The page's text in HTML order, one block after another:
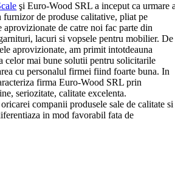
şi Euro-Wood SRL a inceput ca urmare
de produse calitative, pliat pe
aprovizionate de catre noi fac parte din
lacuri si vopsele pentru mobilier. De
aprovizionate, am primit intotdeauna
celor mai bune solutii pentru solicitarile
cu personalul firmei fiind foarte buna. In
firma Euro-Wood SRL prin
seriozitate, calitate excelenta.
companii produsele sale de calitate si
in mod favorabil fata de